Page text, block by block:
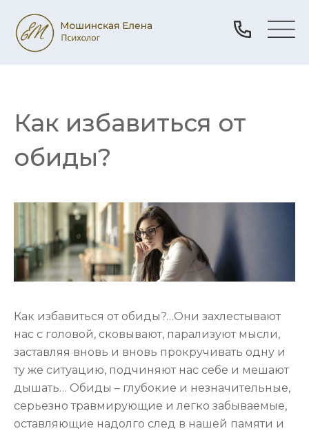
Как избавиться от
обиды?
Как избавиться от обиды?…Они захлестывают
нас с головой, сковывают, парализуют мысли,
заставляя вновь и вновь прокручивать одну и
ту же ситуацию, подчиняют нас себе и мешают
дышать… Обиды – глубокие и незначительные,
серьезно травмирующие и легко забываемые,
оставляющие надолго след в нашей памяти и